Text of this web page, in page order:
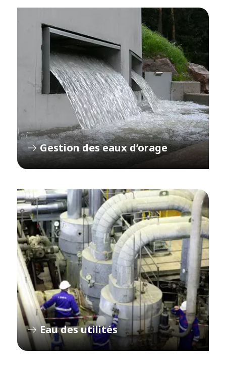
Gestion des eaux d’orage
Eau des utilités